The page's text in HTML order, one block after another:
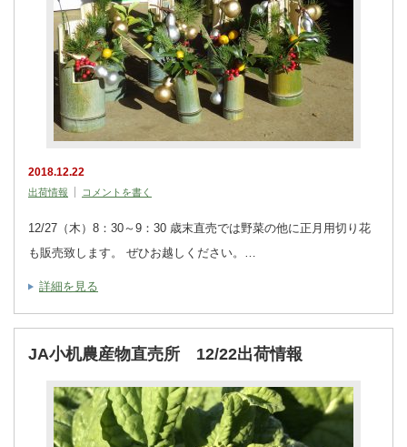
2018.12.22
出荷情報 コメントを書く
12/27（木）8：30～9：30 歳末直売では野菜の他に正月用切り花
も販売致します。 ぜひお越しください。…
詳細を見る
JA小机農産物直売所 12/22出荷情報